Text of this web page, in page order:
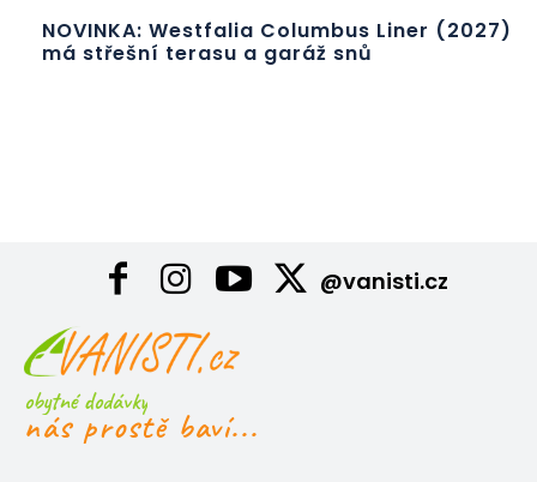
NOVINKA: Westfalia Columbus Liner (2027)
má střešní terasu a garáž snů
@vanisti.cz
obytné dodávky
nás prostě baví...